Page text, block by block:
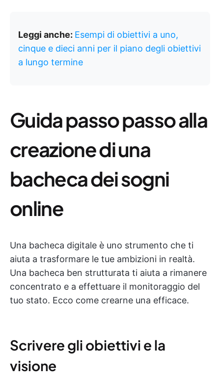
Leggi anche: Esempi di obiettivi a uno,
cinque e dieci anni per il piano degli obiettivi
a lungo termine
Guida passo passo alla
creazione di una
bacheca dei sogni
online
Una bacheca digitale è uno strumento che ti
aiuta a trasformare le tue ambizioni in realtà.
Una bacheca ben strutturata ti aiuta a rimanere
concentrato e a effettuare il monitoraggio del
tuo stato. Ecco come crearne una efficace.
Scrivere gli obiettivi e la
visione